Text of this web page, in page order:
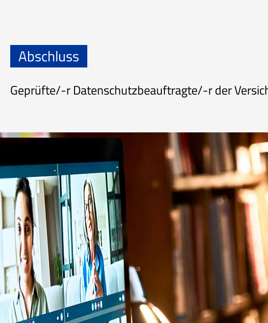
Abschluss
Geprüfte/-r Datenschutzbeauftragte/-r der